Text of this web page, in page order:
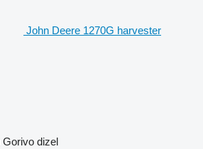
John Deere 1270G harvester
Gorivo dizel